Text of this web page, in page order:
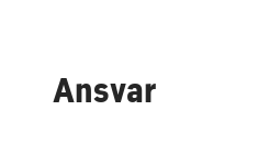
Ansvar